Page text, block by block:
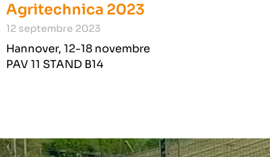
Agritechnica 2023
12 septembre 2023
Hannover, 12-18 novembre
PAV 11 STAND B14